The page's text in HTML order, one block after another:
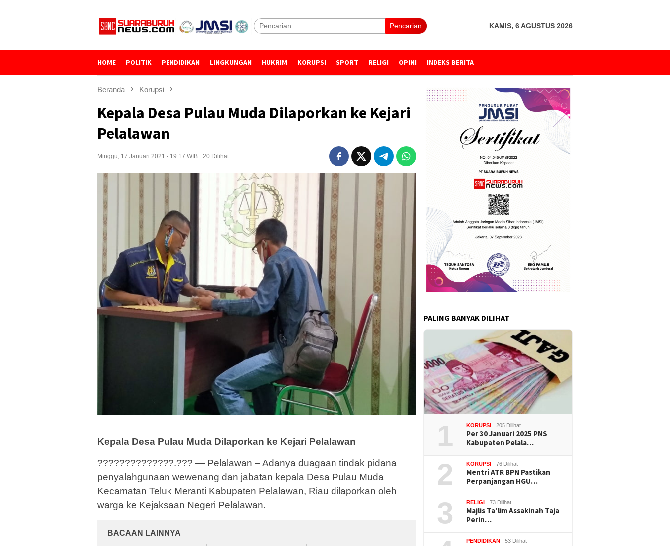
Pencarian KAMIS, 6 AGUSTUS 2026
HOME POLITIK PENDIDIKAN LINGKUNGAN HUKRIM KORUPSI SPORT RELIGI OPINI INDEKS BERITA
Beranda Korupsi
Kepala Desa Pulau Muda Dilaporkan ke Kejari
Pelalawan
Minggu, 17 Januari 2021 - 19:17 WIB 20 Dilihat
Kepala Desa Pulau Muda Dilaporkan ke Kejari Pelalawan
??????????????.??? — Pelalawan – Adanya duagaan tindak pidana
penyalahgunaan wewenang dan jabatan kepala Desa Pulau Muda
Kecamatan Teluk Meranti Kabupaten Pelalawan, Riau dilaporkan oleh
warga ke Kejaksaan Negeri Pelalawan.
BACAAN LAINNYA
PALING BANYAK DILIHAT
1 KORUPSI 205 Dilihat
Per 30 Januari 2025 PNS
Kabupaten Pelala…
2 KORUPSI 76 Dilihat
Mentri ATR BPN Pastikan
Perpanjangan HGU…
3 RELIGI 73 Dilihat
Majlis Ta’lim Assakinah Taja
Perin…
PENDIDIKAN 53 Dilihat